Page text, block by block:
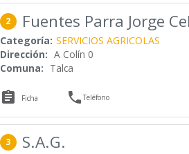
2 Fuentes Parra Jorge
Categoría: SERVICIOS AGRICOLAS
Dirección: A Colín 0
Comuna: Talca
 Ficha Teléfono
3 S.A.G.